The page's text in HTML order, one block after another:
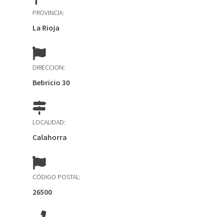
PROVINCIA:
La Rioja
DIRECCION:
Bebricio 30
LOCALIDAD:
Calahorra
CÓDIGO POSTAL:
26500